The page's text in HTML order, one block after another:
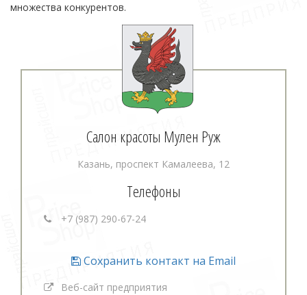
множества конкурентов.
Салон красоты Мулен Руж
Казань, проспект Камалеева, 12
Телефоны
+7 (987) 290-67-24
Сохранить контакт на Email
Веб-сайт предприятия